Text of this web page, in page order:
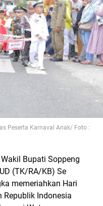
Peserta Karnaval Anak/ Foto :
Wakil Bupati Soppeng
(TK/RA/KB) Se
memeriahkan Hari
Republik Indonesia